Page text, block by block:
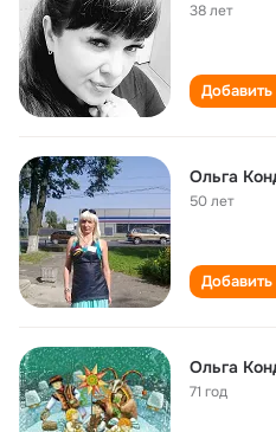
38 лет
Ольга
50 лет
Ольга
71 год